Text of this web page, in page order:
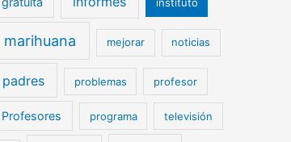
instituto
marihuana mejorar noticias
padres problemas profesor
Profesores programa televisión